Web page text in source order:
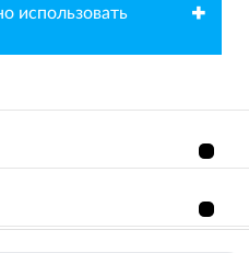
✖
использовать